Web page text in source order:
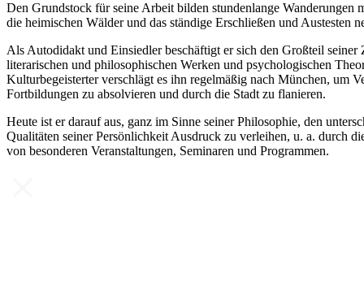
Den Grundstock für seine Arbeit bilden stundenlange Wanderungen
die heimischen Wälder und das ständige Erschließen und Austesten
Als Autodidakt und Einsiedler beschäftigt er sich den Großteil seiner
literarischen und philosophischen Werken und psychologischen
Kulturbegeisterter verschlägt es ihn regelmäßig nach München, um
Fortbildungen zu absolvieren und durch die Stadt zu flanieren.
Heute ist er darauf aus, ganz im Sinne seiner Philosophie, den
Qualitäten seiner Persönlichkeit Ausdruck zu verleihen, u. a. durch
von besonderen Veranstaltungen, Seminaren und Programmen.